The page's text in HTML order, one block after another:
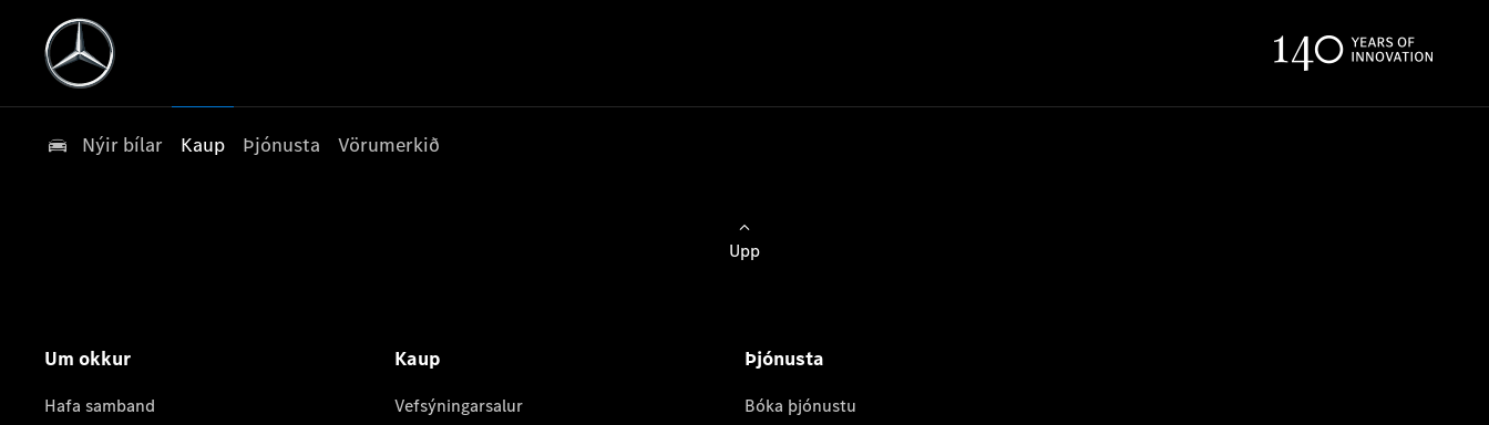
Nýir bílar Kaup Þjónusta Vörumerkið
Upp
Um okkur
Hafa samband
Kaup
Vefsýningarsalur
Þjónusta
Bóka þjónustu